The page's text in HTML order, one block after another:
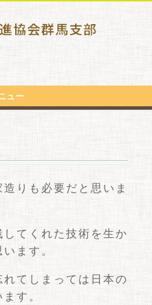
ュー
りも必要だと思いま
てくれた技術を生か
ます。
てしまっては日本の
す。